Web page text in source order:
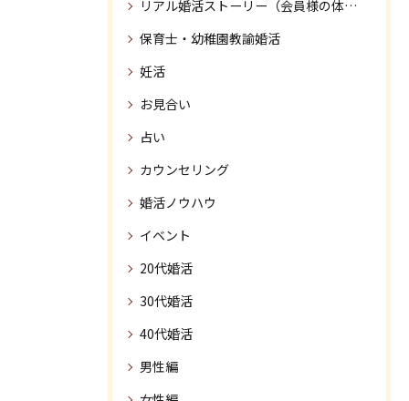
リアル婚活ストーリー（会員様の体験談）
保育士・幼稚園教諭婚活
妊活
お見合い
占い
カウンセリング
婚活ノウハウ
イベント
20代婚活
30代婚活
40代婚活
男性編